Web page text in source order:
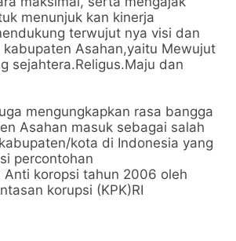
menunjuk kan kinerja
terwujut nya visi dan
kabupaten Asahan,yaitu Mewujut
sejahtera.Religus.Maju dan
mengungkapkan rasa bangga
Asahan masuk sebagai salah
kota di Indonesia yang
percontohan
koropsi tahun 2006 oleh
korupsi (KPK)RI